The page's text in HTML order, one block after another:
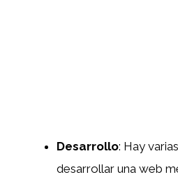
Desarrollo: Hay
desarrollar una web